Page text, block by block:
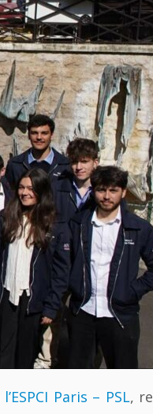
l’ESPCI Paris – PSL,